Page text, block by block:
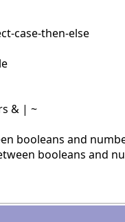
case-then-else
& | ~
booleans and
booleans and